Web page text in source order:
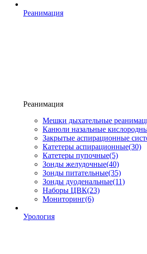
Реанимация
Реанимация
Мешки дыхательные
Канюли назальные
Закрытые аспирационные
Катетеры аспирационные(30)
Катетеры пупочные(5)
Зонды желудочные(40)
Зонды питательные(35)
Зонды дуоденальные(11)
Наборы ЦВК(23)
Мониторинг(6)
Урология